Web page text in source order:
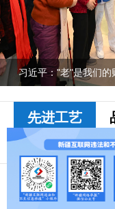
习近平："老"是我们
先进工艺
十大网赌app
排行榜要闻